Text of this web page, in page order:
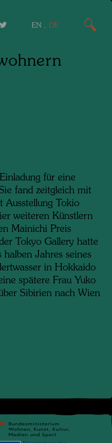
EN . DE
für eine
fand zeitgleich mit
Ausstellung Tokio
weiteren Künstlern
Mainichi Preis
Tokyo Gallery hatte
halben Jahres seines
in Hokkaido
spätere Frau Yuko
Sibirien nach Wien